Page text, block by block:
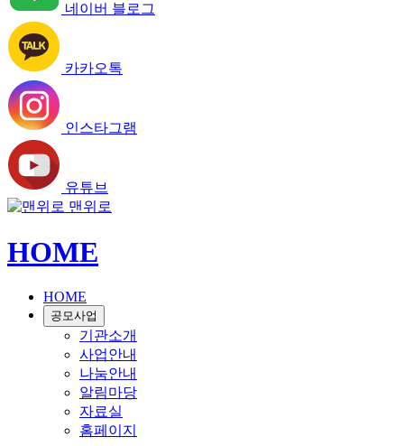
네이버 블로그
카카오톡
인스타그램
유튜브
맨위로
HOME
HOME
공모사업
기관소개
사업안내
나눔안내
알림마당
자료실
홈페이지